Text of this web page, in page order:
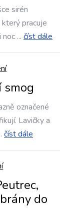
sirén
pracuje
noc ... číst dále
smog
označené
Lavičky a
číst dále
do